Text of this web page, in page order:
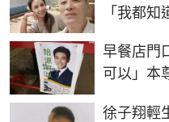
「我都
早餐店門
可以」本
徐子翔輕